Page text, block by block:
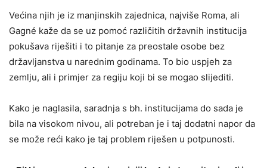
Većina njih je iz manjinskih zajednica, najviše Roma, ali
Gagné kaže da se uz pomoć različitih državnih institucija
pokušava riješiti i to pitanje za preostale osobe bez
državljanstva u narednim godinama. To bio uspjeh za
zemlju, ali i primjer za regiju koji bi se mogao slijediti.
Kako je naglasila, saradnja s bh. institucijama do sada je
bila na visokom nivou, ali potreban je i taj dodatni napor da
se može reći kako je taj problem riješen u potpunosti.